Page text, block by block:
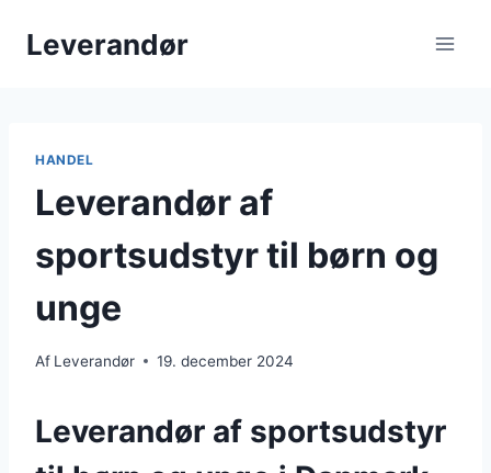
Leverandør
HANDEL
Leverandør af
sportsudstyr til børn og
unge
Af Leverandør 19. december 2024
Leverandør af sportsudstyr